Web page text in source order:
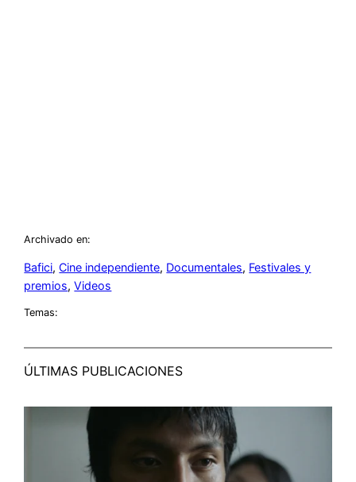
Archivado en:
Bafici, Cine independiente, Documentales, Festivales y
premios, Videos
Temas:
ÚLTIMAS PUBLICACIONES